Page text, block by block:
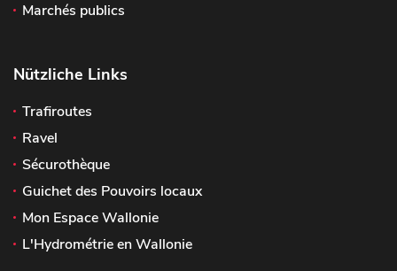
Marchés publics
Nützliche Links
Trafiroutes
Ravel
Sécurothèque
Guichet des Pouvoirs locaux
Mon Espace Wallonie
L'Hydrométrie en Wallonie